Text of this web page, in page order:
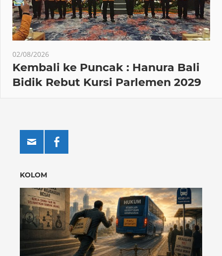
02/08/2026
Kembali ke Puncak : Hanura Bali
Bidik Rebut Kursi Parlemen 2029
KOLOM